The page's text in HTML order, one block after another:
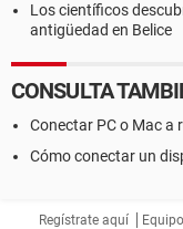
Los científicos
antigüedad en Belice
CONSULTA
Conectar PC o Mac a
Cómo conectar un
Regístrate aquí Equipo